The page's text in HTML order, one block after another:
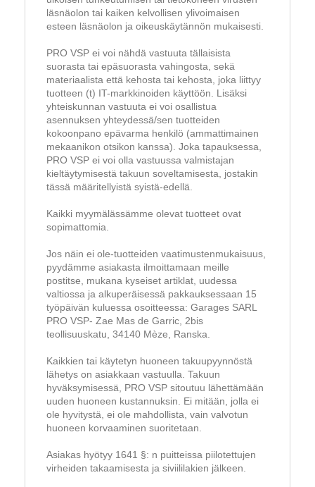
läsnäolon tai kaiken kelvollisen ylivoimaisen
esteen läsnäolon ja oikeuskäytännön mukaisesti.
PRO VSP ei voi nähdä vastuuta tällaisista
suorasta tai epäsuorasta vahingosta, sekä
materiaalista että kehosta tai kehosta, joka liittyy
tuotteen (t) IT-markkinoiden käyttöön. Lisäksi
yhteiskunnan vastuuta ei voi osallistua
asennuksen yhteydessä/sen tuotteiden
kokoonpano epävarma henkilö (ammattimainen
mekaanikon otsikon kanssa). Joka tapauksessa,
PRO VSP ei voi olla vastuussa valmistajan
kieltäytymisestä takuun soveltamisesta, jostakin
tässä määritellyistä syistä-edellä.
Kaikki myymälässämme olevat tuotteet ovat
sopimattomia.
Jos näin ei ole-tuotteiden vaatimustenmukaisuus,
pyydämme asiakasta ilmoittamaan meille
postitse, mukana kyseiset artiklat, uudessa
valtiossa ja alkuperäisessä pakkauksessaan 15
työpäivän kuluessa osoitteessa: Garages SARL
PRO VSP- Zae Mas de Garric, 2bis
teollisuuskatu, 34140 Mèze, Ranska.
Kaikkien tai käytetyn huoneen takuupyynnöstä
lähetys on asiakkaan vastuulla. Takuun
hyväksymisessä, PRO VSP sitoutuu lähettämään
uuden huoneen kustannuksin. Ei mitään, jolla ei
ole hyvitystä, ei ole mahdollista, vain valvotun
huoneen korvaaminen suoritetaan.
Asiakas hyötyy 1641 §: n puitteissa piilotettujen
virheiden takaamisesta ja siviililakien jälkeen.